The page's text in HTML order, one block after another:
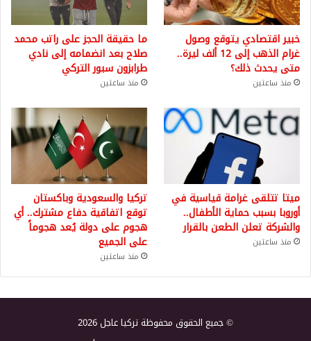
خبير اقتصادي يتوقع وصول
غرام الذهب إلى 12 ألف ليرة..
متى يحدث ذلك؟
منذ ساعتين
ما حقيقة الحجز على راتب محمد
صلاح بعد انضمامه إلى نادي
طرابزون سبور التركي
منذ ساعتين
ميتا تتلقى غرامة قياسية في
أوروبا بسبب حماية الأطفال..
والشركة تعلن الطعن بالقرار
منذ ساعتين
تركيا والسعودية وباكستان
توقع اتفاقية دفاع مشترك.. أي
هجوم على دولة يُعد هجوماً
على الجميع
منذ ساعتين
© جميع الحقوق محفوظة تركيا عاجل 2026